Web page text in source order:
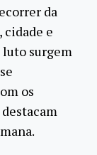
da
cidade e
luto surgem
os